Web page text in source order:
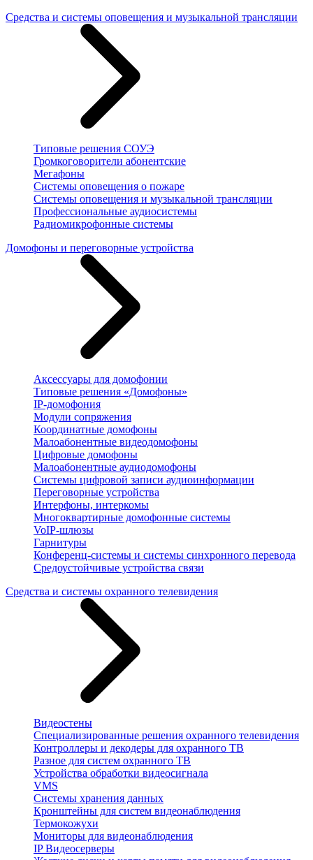
Средства и системы оповещения и музыкальной трансляции
Типовые решения СОУЭ
Громкоговорители абонентские
Мегафоны
Системы оповещения о пожаре
Системы оповещения и музыкальной трансляции
Профессиональные аудиосистемы
Радиомикрофонные системы
Домофоны и переговорные устройства
Аксессуары для домофонии
Типовые решения «Домофоны»
IP-домофония
Модули сопряжения
Координатные домофоны
Малоабонентные видеодомофоны
Цифровые домофоны
Малоабонентные аудиодомофоны
Системы цифровой записи аудиоинформации
Переговорные устройства
Интерфоны, интеркомы
Многоквартирные домофонные системы
VoIP-шлюзы
Гарнитуры
Конференц-системы и системы синхронного перевода
Средоустойчивые устройства связи
Средства и системы охранного телевидения
Видеостены
Специализированные решения охранного телевидения
Контроллеры и декодеры для охранного ТВ
Разное для систем охранного ТВ
Устройства обработки видеосигнала
VMS
Системы хранения данных
Кронштейны для систем видеонаблюдения
Термокожухи
Мониторы для видеонаблюдения
IP Видеосерверы